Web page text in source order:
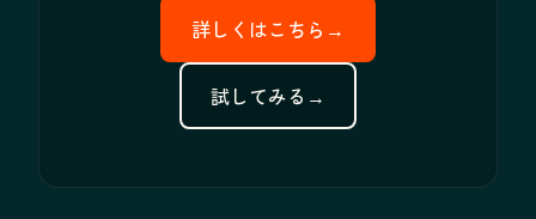
詳しくはこちら→
試してみる→